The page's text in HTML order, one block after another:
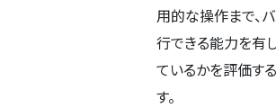
用的な操作まで、
行できる能力を有
ているかを評価す
す。